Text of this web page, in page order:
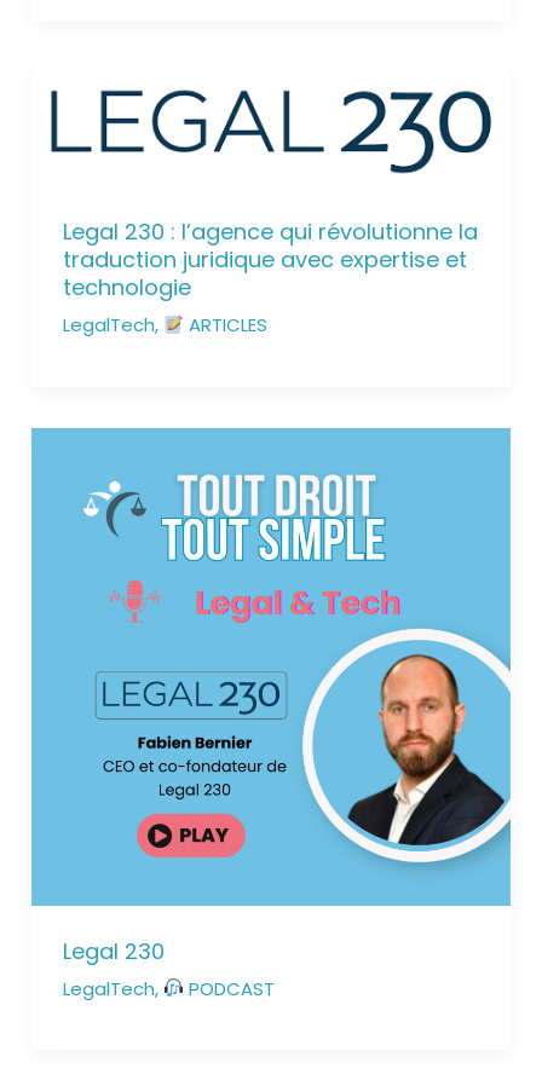
Legal 230 : l’agence qui révolutionne la
traduction juridique avec expertise et
technologie
LegalTech, ARTICLES
Legal 230
LegalTech, PODCAST